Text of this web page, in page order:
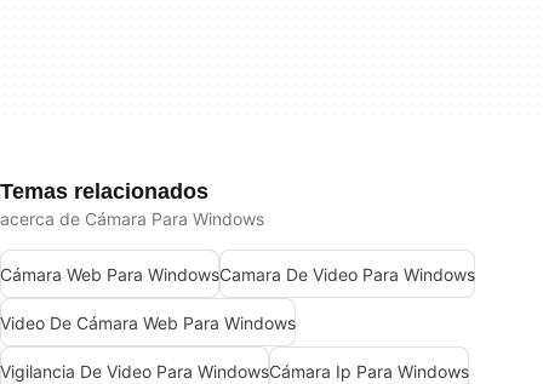
Temas relacionados
acerca de Cámara Para Windows
Cámara Web Para WindowsCamara De Video Para Windows
Video De Cámara Web Para Windows
Vigilancia De Video Para WindowsCámara Ip Para Windows